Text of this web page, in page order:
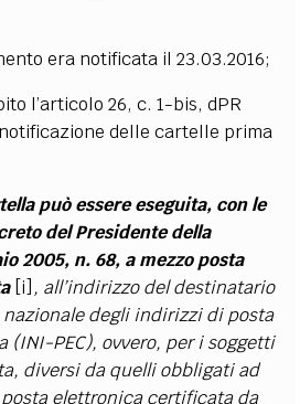
era notificata il 23.03.2016;
l’articolo 26, c. 1-bis, dPR
delle cartelle prima
può essere eseguita, con le
del Presidente della
2005, n. 68, a mezzo posta
[i] , all’indirizzo del destinatario
degli indirizzi di posta
PEC), ovvero, per i soggetti
diversi da quelli obbligati ad
elettronica certificata da